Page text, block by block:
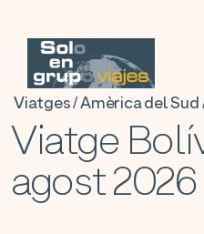
Viatges / Amèrica del Sud
Viatge
agost 2026